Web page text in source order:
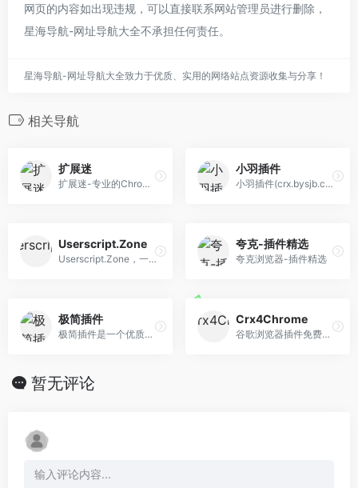
网页的内容如出现违规，可以直接联系网站管理员进行删除，
星海导航-网址导航大全不承担任何责任。
星海导航-网址导航大全致力于优质、实用的网络站点资源收集与分享！
相关导航
扩展迷
扩展迷-专业的Chrome插件网站
小羽插件
小羽插件(crx.bysjb.cn)是一个优质Chrome插件扩展收录下载网站，这里收录了海量热门好用的Chrome插件，国内最方便的插件下载网站。
Userscript.Zone
Userscript.Zone，一个油猴脚本搜索引擎，可以通过域名或者关键字进行搜索，也支持中文搜索，搜索结果返回脚本链接油猴官方链接，一键直达脚本详细安装页面，页面UI干净简介，挺方便的。
夸克-插件精选
夸克浏览器-插件精选
极简插件
极简插件是一个优质Chrome插件扩展收录下载网站，收录热门好用的Chrome插件扩展，国内最方便的插件下载网站。
Crx4Chrome
谷歌浏览器插件免费扩展
暂无评论